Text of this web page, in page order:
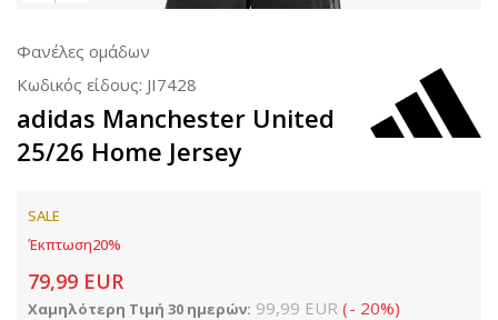
Φανέλες ομάδων
Κωδικός είδους: JI7428
adidas Manchester United
25/26 Home Jersey
SALE
Έκπτωση20%
79,99 EUR
Χαμηλότερη Τιμή 30 ημερών: 99,99 EUR (- 20%)